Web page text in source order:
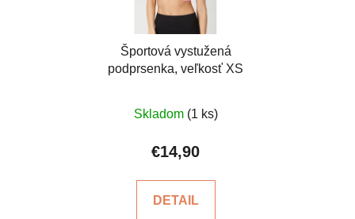
Športová vystužená
podprsenka, veľkosť XS
hodnotenie
produktu
z
Skladom (1 ks)
€14,90
DETAIL